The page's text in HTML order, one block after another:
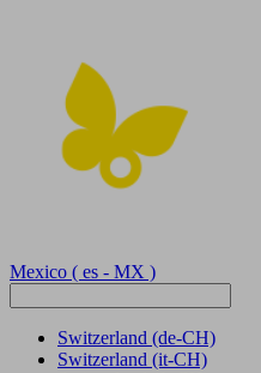
Mexico ( es - MX )
Switzerland (de-CH)
Switzerland (it-CH)